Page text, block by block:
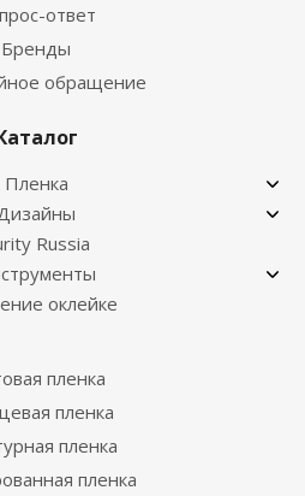
ответ
Бренды
обращение
Пленка
Russia
оклейке
пленка
пленка
пленка
пленка